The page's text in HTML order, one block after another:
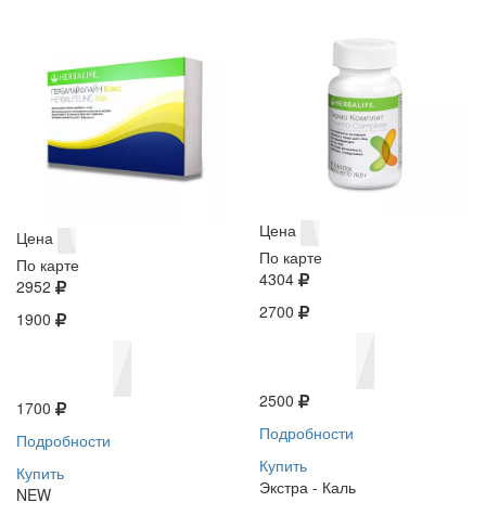
Цена
По карте
2952
1900
1700
Подробности
Купить
NEW
Цена
По карте
4304
2700
2500
Подробности
Купить
Экстра - Каль